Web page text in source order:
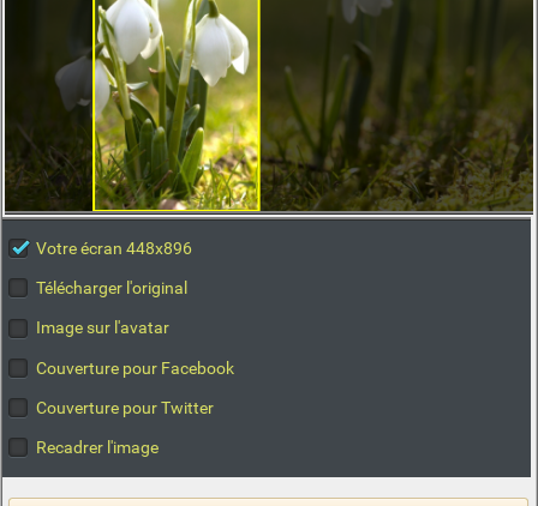
Votre écran 448x896
Télécharger l'original
Image sur l'avatar
Couverture pour Facebook
Couverture pour Twitter
Recadrer l'image